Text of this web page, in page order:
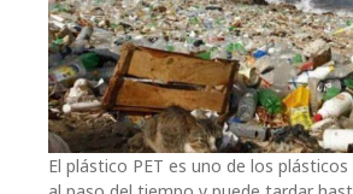
El plástico PET es uno de los